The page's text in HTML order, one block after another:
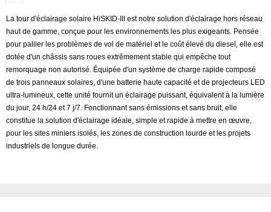
La tour d'éclairage solaire HiSKID-III est notre solution d'éclairage hors réseau
haut de gamme, conçue pour les environnements les plus exigeants. Pensée
pour pallier les problèmes de vol de matériel et le coût élevé du diesel, elle est
dotée d'un châssis sans roues extrêmement stable qui empêche tout
remorquage non autorisé. Équipée d'un système de charge rapide composé
de trois panneaux solaires, d'une batterie haute capacité et de projecteurs LED
ultra-lumineux, cette unité fournit un éclairage puissant, équivalent à la lumière
du jour, 24 h/24 et 7 j/7. Fonctionnant sans émissions et sans bruit, elle
constitue la solution d'éclairage idéale, simple et rapide à mettre en œuvre,
pour les sites miniers isolés, les zones de construction lourde et les projets
industriels de longue durée.